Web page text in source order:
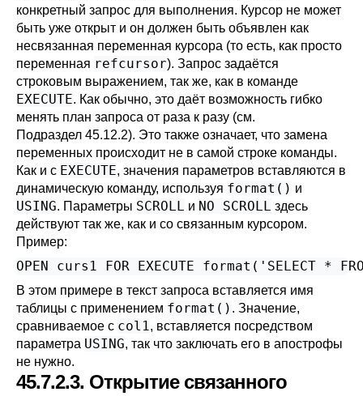
конкретный запрос для выполнения. Курсор не может
быть уже открыт и он должен быть объявлен как
несвязанная переменная курсора (то есть, как просто
переменная refcursor). Запрос задаётся
строковым выражением, так же, как в команде
EXECUTE. Как обычно, это даёт возможность гибко
менять план запроса от раза к разу (см.
Подраздел 45.12.2). Это также означает, что замена
переменных происходит не в самой строке команды.
Как и с EXECUTE, значения параметров вставляются в
динамическую команду, используя format() и
USING. Параметры SCROLL и NO SCROLL здесь
действуют так же, как и со связанным курсором.
Пример:
OPEN curs1 FOR EXECUTE format('SELECT *
В этом примере в текст запроса вставляется имя
таблицы с применением format() . Значение,
сравниваемое с col1, вставляется посредством
параметра USING, так что заключать его в апострофы
не нужно.
45.7.2.3. Открытие связанного